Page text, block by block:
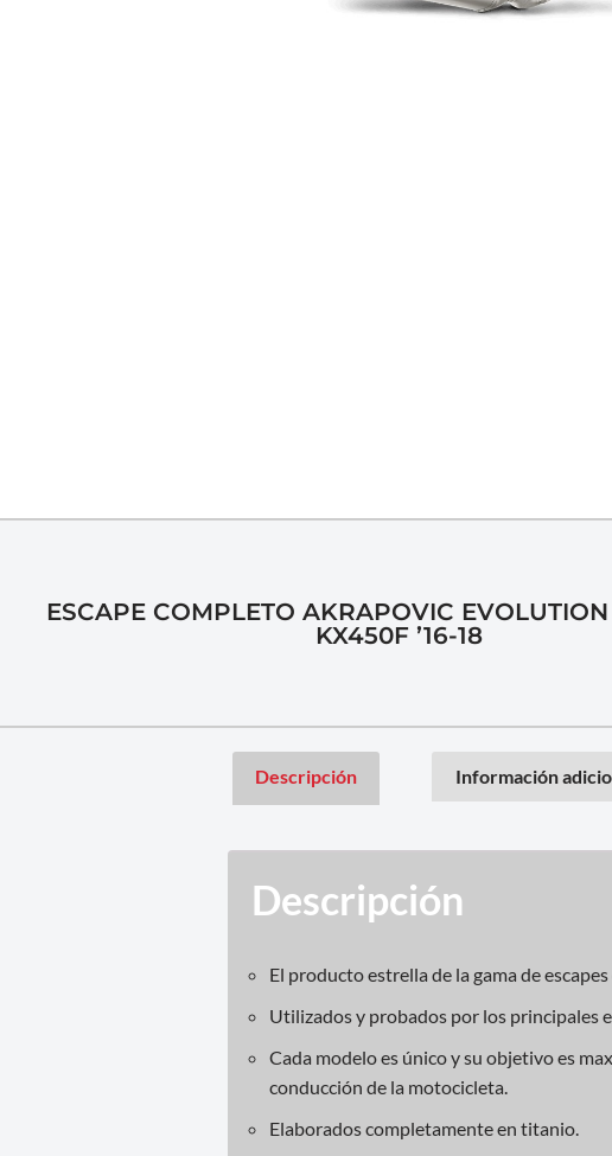
ESCAPE COMPLETO AKRAPOVIC
KX450F ’16-18
Descripción Información
Descripción
El producto estrella de la gama de
Utilizados y probados por los principales
Cada modelo es único y su objetivo es
conducción de la motocicleta.
Elaborados completamente en titanio.